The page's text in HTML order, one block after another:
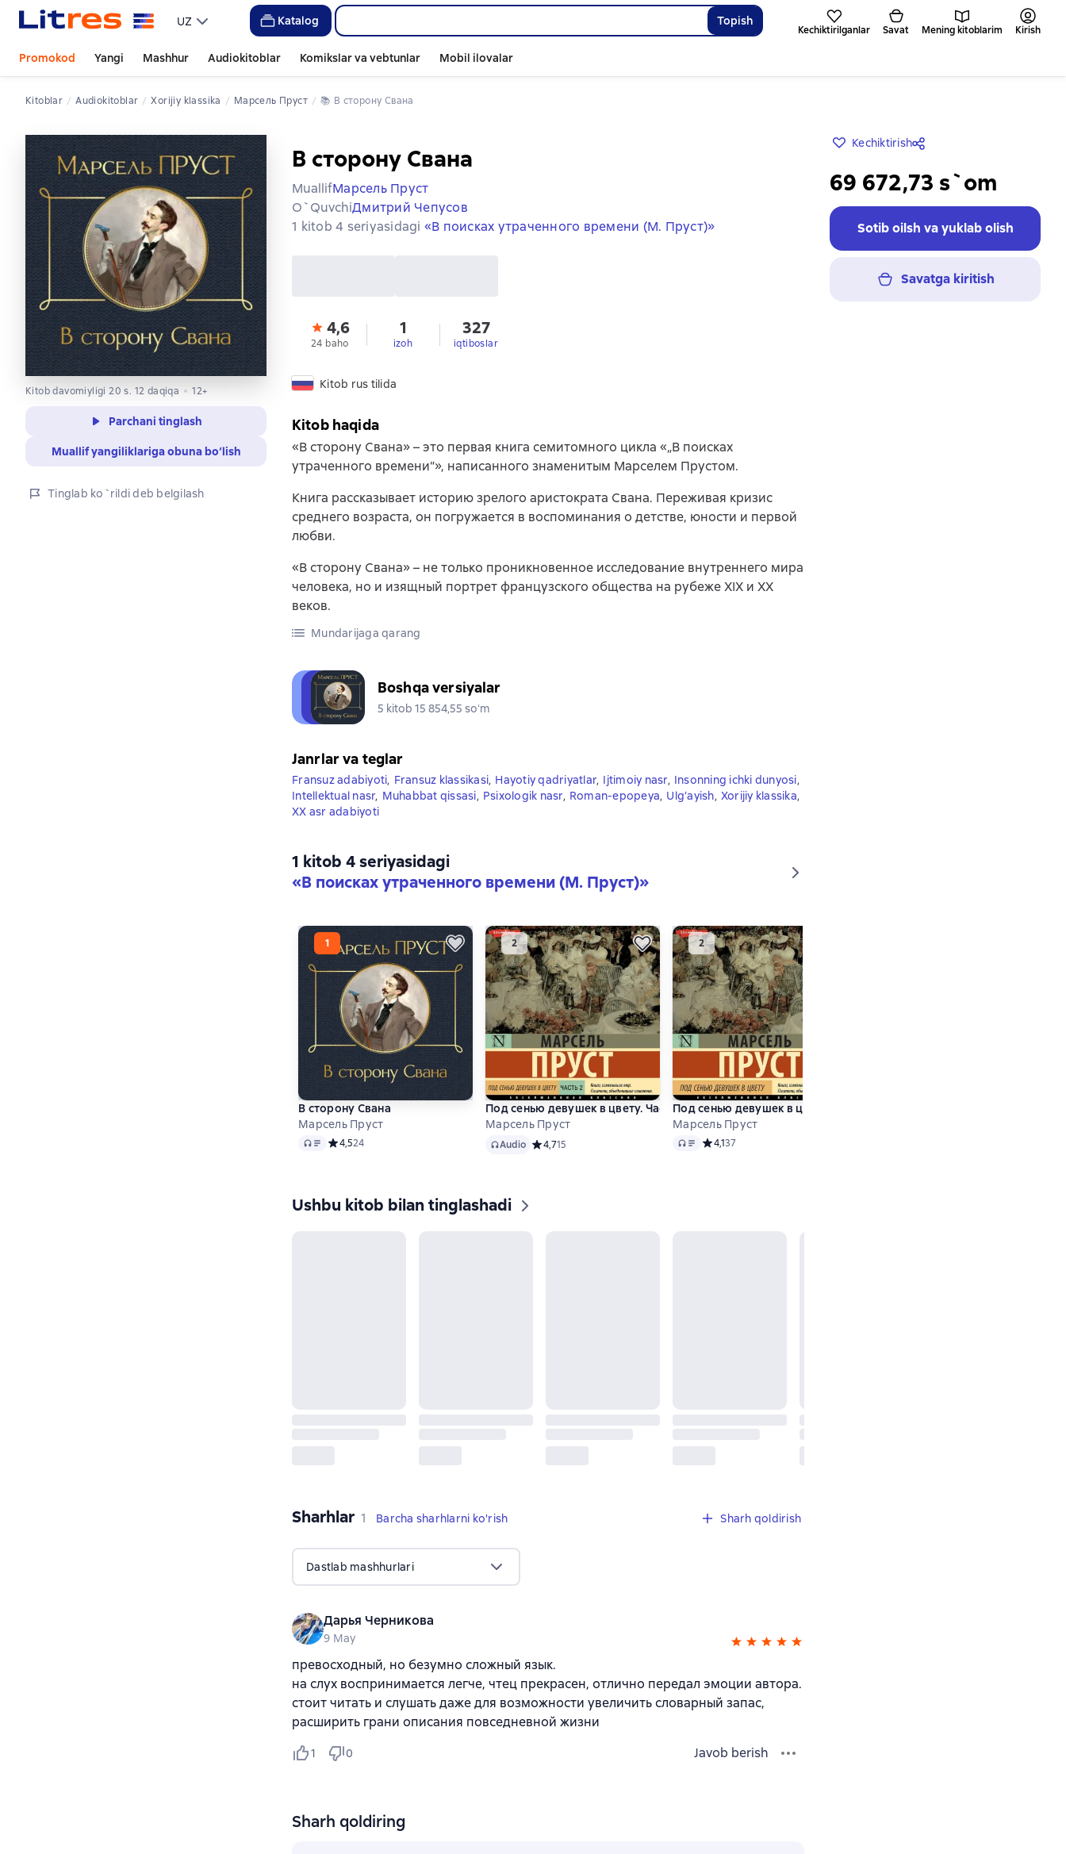
UZ Katalog Topish
Kechiktirilganlar Savat Mening kitoblarim Kirish
Promokod Yangi Mashhur Audiokitoblar Komikslar va vebtunlar Mobil ilovalar
Kitoblar Audiokitoblar xorijiy klassika Марсель Пруст 📚 В сторону Свана
Kitob davomiyligi 20 s. 12 daqiqa 12+
Parchani tinglash
Muallif yangiliklariga obuna bo‘lish
Tinglab ko`rildi deb belgilash
В сторону Свана
MuallifМарсель Пруст
O`quvchiДмитрий Чепусов
1 kitob 4 seriyasidagi «В поисках утраченного времени (М. Пруст)»
4,6
24 baho
1
izoh
327
iqtiboslar
Kitob rus tilida
Kechiktirish
69 672,73 s`om
Sotib oilsh va yuklab olish
Savatga kiritish
Kitob haqida
«В сторону Свана» – это первая книга семитомного цикла «„В поисках
утраченного времени“», написанного знаменитым Марселем Прустом.
Книга рассказывает историю зрелого аристократа Свана. Переживая кризис
среднего возраста, он погружается в воспоминания о детстве, юности и первой
любви.
«В сторону Свана» – не только проникновенное исследование внутреннего мира
человека, но и изящный портрет французского общества на рубеже XIX и XX
веков.
Mundarijaga qarang
Boshqa versiyalar
5 kitob 15 854,55 soʻm
Janrlar va teglar
Fransuz adabiyoti, Fransuz klassikasi, Hayotiy qadriyatlar, Ijtimoiy nasr, Insonning ichki dunyosi,
Intellektual nasr, Muhabbat qissasi, Psixologik nasr, Roman-epopeya, Ulg‘ayish, Xorijiy klassika,
XX asr adabiyoti
1 kitob 4 seriyasidagi
«В поисках утраченного времени (М. Пруст)»
В сторону Свана
Марсель Пруст
Audio Средний рейтинг 4,5 на основе 24 оценок
4,524
Под сенью девушек в цвету. Часть вторая
Марсель Пруст
AudioAudio Средний рейтинг 4,7 на основе 15 оценок
4,715
Под сенью девушек в цвету
Марсель Пруст
Audio Средний рейтинг 4,1 на основе 37 оценок
4,137
Ushbu kitob bilan tinglashadi
Sharhlar 1 sharh
1 Barcha sharhlarni ko'rish Sharh qoldirish
Dastlab mashhurlari
Дарья Черникова
9 May
превосходный, но безумно сложный язык.
на слух воспринимается легче, чтец прекрасен, отлично передал эмоции автора.
стоит читать и слушать даже для возможности увеличить словарный запас,
расширить грани описания повседневной жизни
1 0 Javob berish
Sharh qoldiring